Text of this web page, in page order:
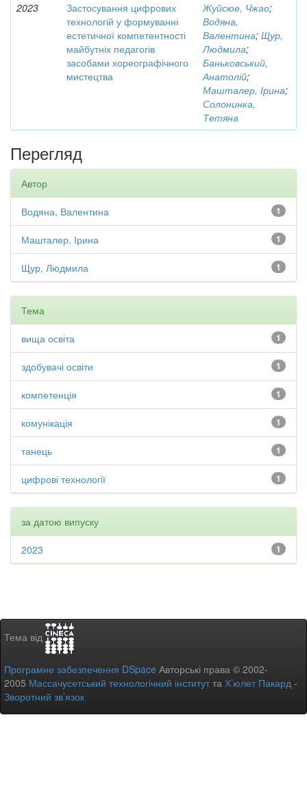
2023
Застосування цифрових
технологій у формуванні
естетичної компетентності
майбутніх педагогів
засобами хореографічного
мистецтва
Жуйсюе, Чжао;
Водяна,
Валентина; Щур,
Людмила;
Баньковський,
Анатолій;
Машталер, Ірина;
Солонинка,
Тетяна
Перегляд
Автор
1
Водяна, Валентина
1
Машталер, Ірина
1
Щур, Людмила
Тема
1
вища освіта
1
здобувачі освіти
1
компетенція
1
комунікація
1
танець
1
цифрові технології
за датою випуску
1
2023
Тема від
Програмне забезпечення DSpace Авторські права © 2002-
2005 Массачусетський технологічний інститутта Х’юлет Пакард -
Зворотний зв’язок